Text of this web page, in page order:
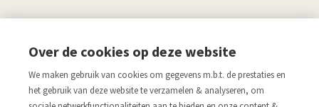
Links
Aanmelden nieuwsbrief
Pers
Over de cookies op deze website
We maken gebruik van cookies om gegevens m.b.t. de prestaties en
het gebruik van deze website te verzamelen & analyseren, om